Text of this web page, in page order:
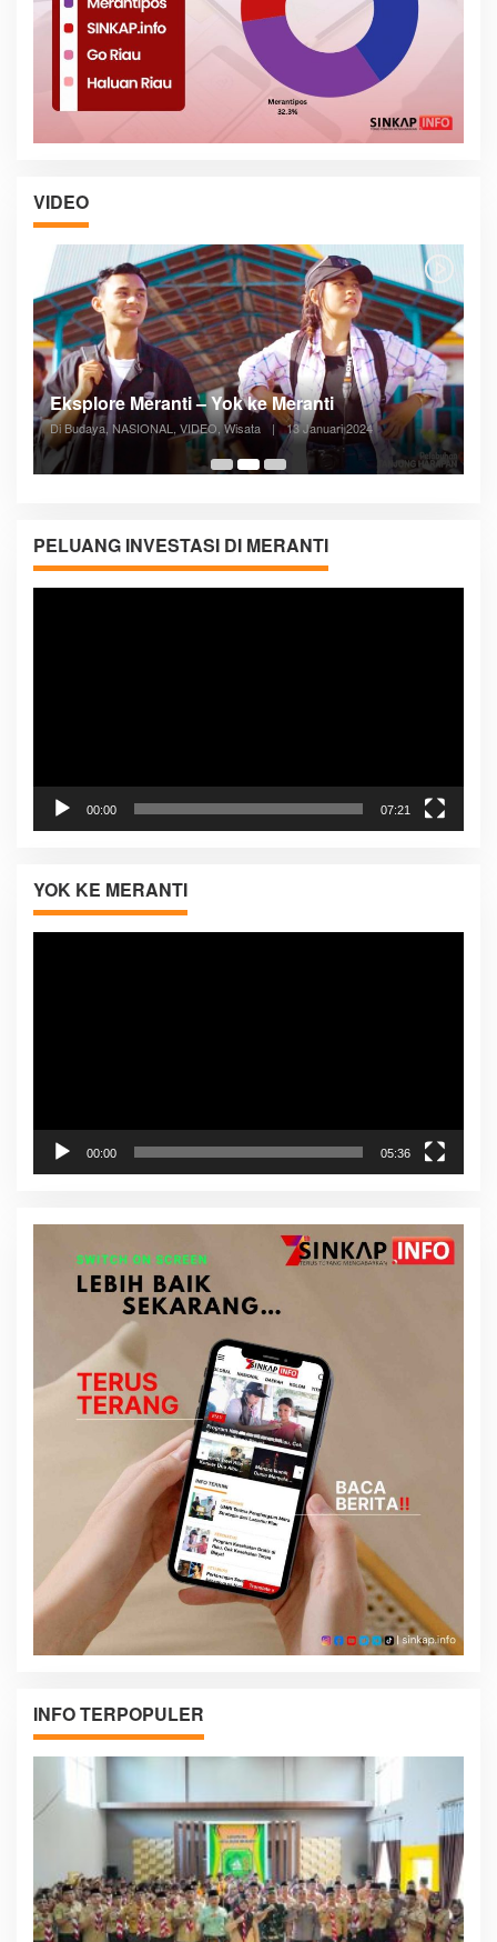
VIDEO
05:08
Posyandu Melayani Semua Siklus Hidup
Di ADVERTORIAL, Kesehatan, VIDEO 27 Desember 2023
PELUANG INVESTASI DI MERANTI
00:00 07:21
YOK KE MERANTI
Pemutar
00:00 05:36
INFO TERPOPULER